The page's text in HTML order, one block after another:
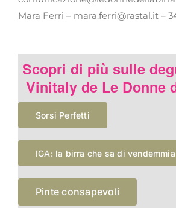
Mara Ferri – mara.ferri@rastal.it –
Scopri di più sulle
Vinitaly de Le Donne
Sorsi Perfetti
IGA: la birra che sa di vendemmia
Pinte consapevoli